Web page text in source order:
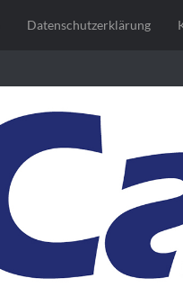
Datenschutz­erklärung